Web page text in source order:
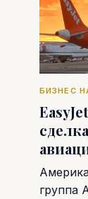
БИЗНЕС
группа